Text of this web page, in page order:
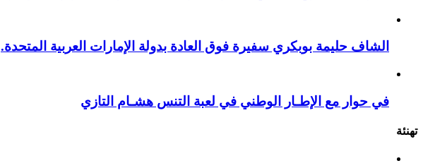
الشاف حليمة بوبكري سفيرة فوق العادة بدولة الإمارات العربية المتحدة.
في حوار مع الإطـار الوطني في لعبة التنس هشـام التازي
تهنئة